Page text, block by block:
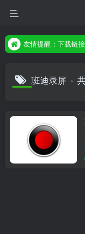
友情提醒：下载链
友情提醒：下载链
班迪录屏